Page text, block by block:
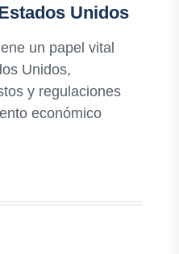
Unidos
un papel vital
Unidos,
y regulaciones
económico